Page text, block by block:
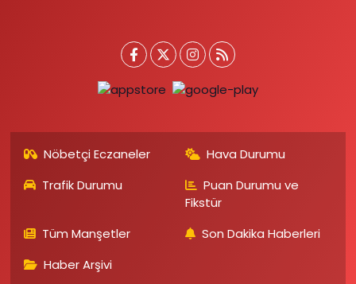
Nöbetçi Eczaneler
Hava Durumu
Trafik Durumu
Puan Durumu ve
Fikstür
Tüm Manşetler
Son Dakika Haberleri
Haber Arşivi